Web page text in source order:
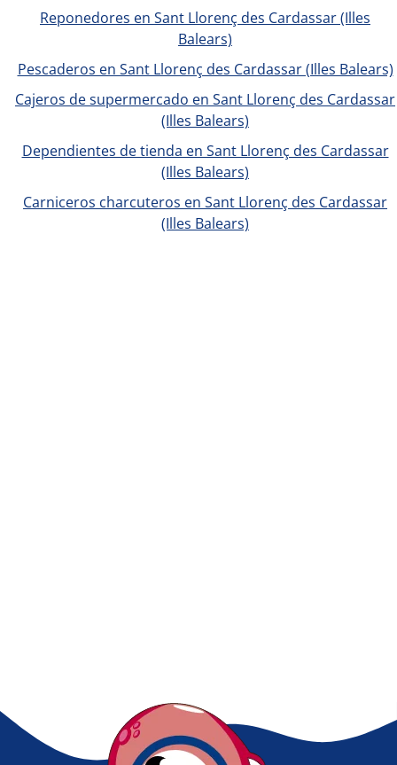
Reponedores en Sant Llorenç des Cardassar (Illes
Balears)
Pescaderos en Sant Llorenç des Cardassar (Illes Balears)
Cajeros de supermercado en Sant Llorenç des Cardassar
(Illes Balears)
Dependientes de tienda en Sant Llorenç des Cardassar
(Illes Balears)
Carniceros charcuteros en Sant Llorenç des Cardassar
(Illes Balears)